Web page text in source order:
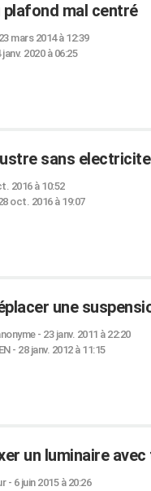
plafond mal centré
23 mars 2014 à 12:39
janv. 2020 à 06:25
sans electricite
2016 à 10:52
oct. 2016 à 19:07
une
- 23 janv. 2011 à 22:20
- 28 janv. 2012 à 11:15
un luminaire
- 6 juin 2015 à 20:26